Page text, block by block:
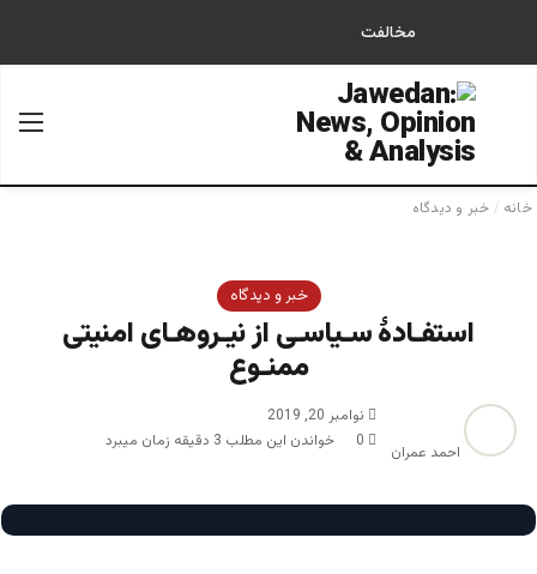
مخالفت
جستجو برای
خانه / خبر و دیدگاه
خبر و دیدگاه
استفـادۀ سـیاسـی از نیـروهـای امنیتی
ممنـوع
احمد عمران
نوامبر 20, 2019
0
خواندن این مطلب 3 دقیقه زمان میبرد